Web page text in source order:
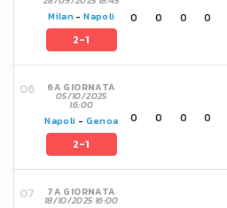
Milan -Napoli
2-1
0 0 0 0
6A GIORNATA
05/10/2025
16:00
Napoli - Genoa
2-1
0 0 0 0
7A GIORNATA
18/10/2025 16:00